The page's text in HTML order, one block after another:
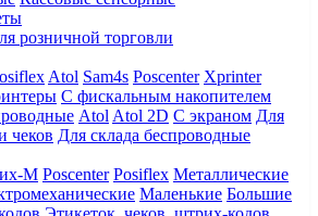
розничной торговли
Atol Sam4s Poscenter Xprinter
С фискальным накопителем
Atol Atol 2D С экраном Для
чеков Для склада беспроводные
М Poscenter Posiflex Металлические
Маленькие Большие